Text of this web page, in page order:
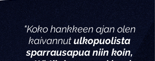
käyttäjien, sidosryhmien) tarpeis
"Koko hankkeen ajan olen
kaivannutulkopuolista
sparrausapua niin koin,